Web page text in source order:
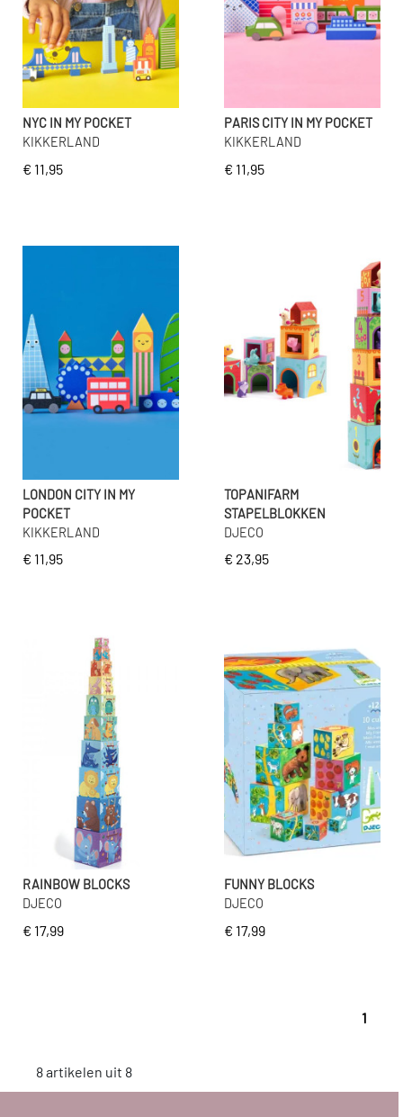
NYC IN MY POCKET
KIKKERLAND
€ 11,95
PARIS CITY IN MY POCKET
KIKKERLAND
€ 11,95
LONDON CITY IN MY
POCKET
KIKKERLAND
€ 11,95
TOPANIFARM
STAPELBLOKKEN
DJECO
€ 23,95
RAINBOW BLOCKS
DJECO
€ 17,99
FUNNY BLOCKS
DJECO
€ 17,99
1
8 artikelen uit 8